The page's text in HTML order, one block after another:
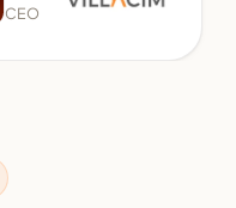
CEO